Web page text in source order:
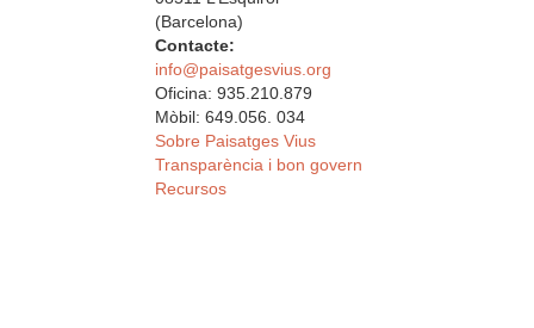
(Barcelona)
Contacte:
info@paisatgesvius.org
Oficina: 935.210.879
Mòbil: 649.056. 034
Sobre Paisatges Vius
Transparència i bon govern
Recursos